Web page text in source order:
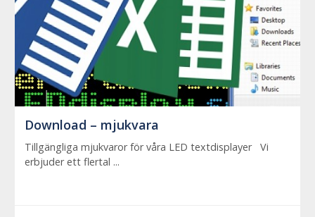
Download – mjukvara
Tillgängliga mjukvaror för våra LED textdisplayer Vi
erbjuder ett flertal ...